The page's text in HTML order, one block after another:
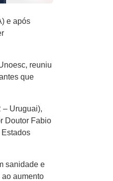
e após
reuniu
que
– Uruguai),
Doutor Fabio
sanidade e
aumento